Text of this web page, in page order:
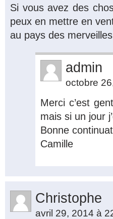
Si vous avez des
peux en mettre en
au pays des
admin
octobre
Merci c’est
mais si un jour
Bonne
Camille
Christophe
avril 29, 2014 à